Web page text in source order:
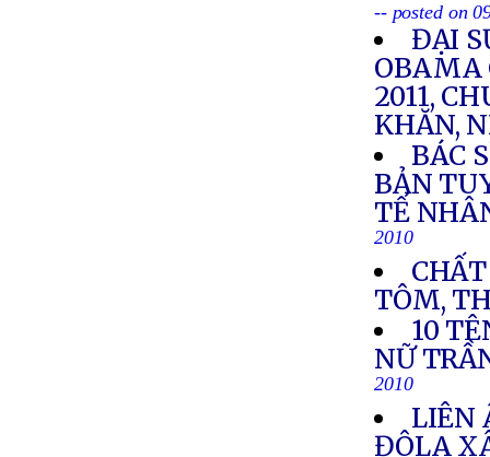
-- posted on
ĐẠI
OBAMA
2011,
KHĂN,
BÁC
BẢN
TẾ
2010
TÔM,
10
NỮ
2010
LIÊN
ĐÔLA